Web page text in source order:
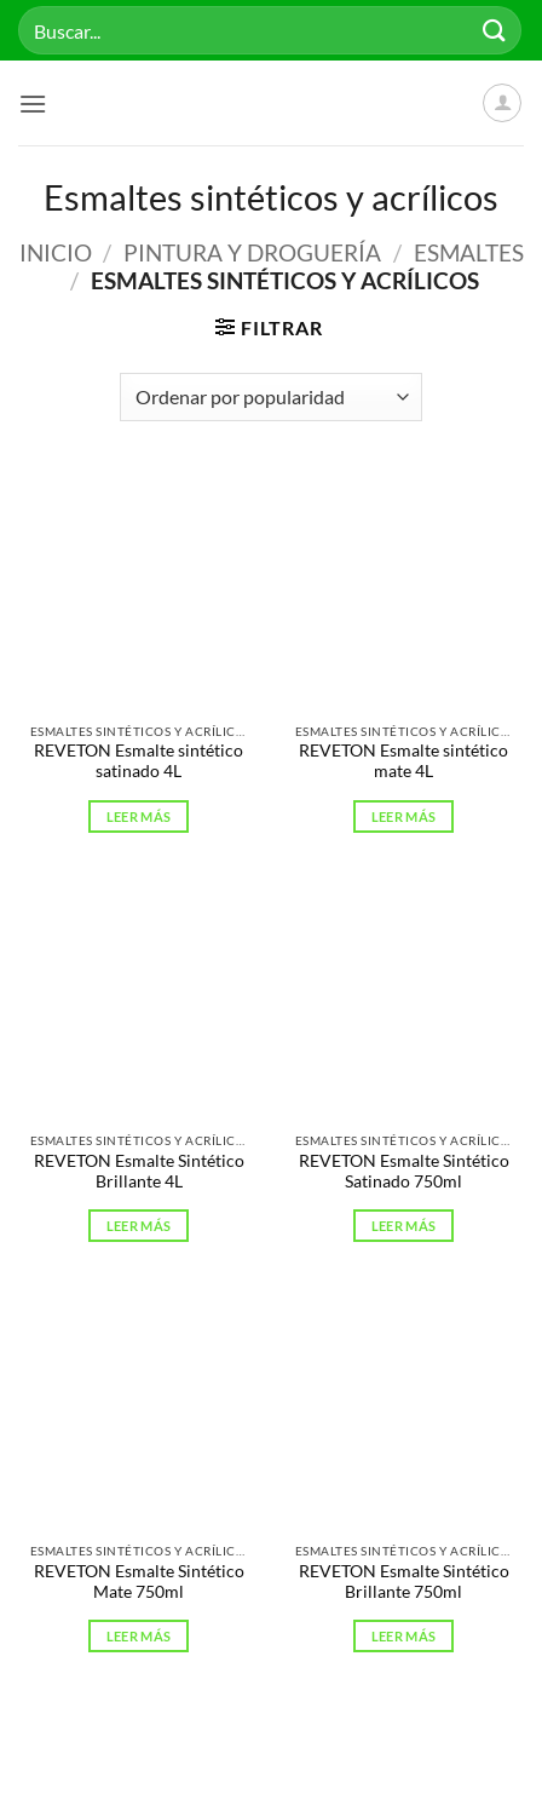
Saltar
Buscar
por:
Esmaltes sintéticos y acrílicos
INICIO / PINTURA Y DROGUERÍA / ESMALTES
/ ESMALTES SINTÉTICOS Y ACRÍLICOS
FILTRAR
REVETON Esmalte sintético
satinado 4L
LEER MÁS
REVETON Esmalte sintético
mate 4L
LEER MÁS
REVETON Esmalte Sintético
Brillante 4L
LEER MÁS
REVETON Esmalte Sintético
Satinado 750ml
LEER MÁS
REVETON Esmalte Sintético
Mate 750ml
LEER MÁS
REVETON Esmalte Sintético
Brillante 750ml
LEER MÁS